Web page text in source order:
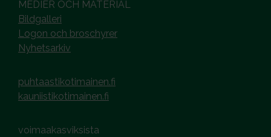
MEDIER OCH MATERIAL
Bildgalleri
Logon och broschyrer
Nyhetsarkiv
puhtaastikotimainen.fi
kauniistikotimainen.fi
voimaakasviksista